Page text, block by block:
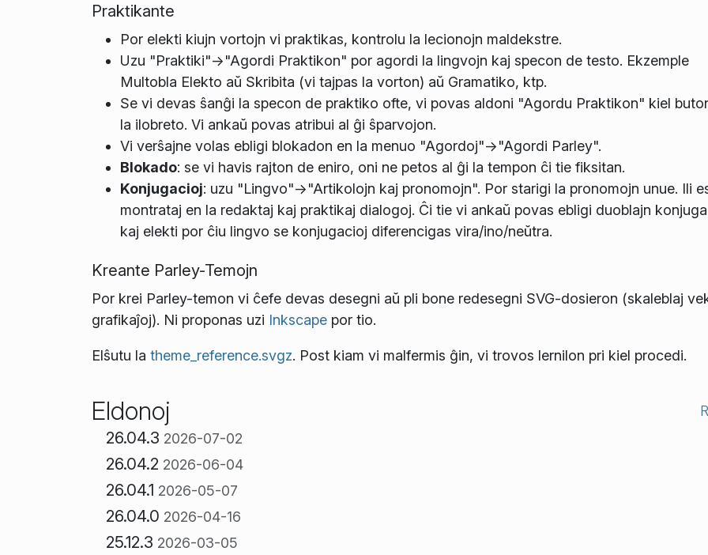
Praktikante
Por elekti kiujn vortojn vi praktikas, kontrolu la lecionojn maldekstre.
Uzu "Praktiki"->"Agordi Praktikon" por agordi la lingvojn kaj specon de testo. Ekzemple
Multobla Elekto aŭ Skribita (vi tajpas la vorton) aŭ Gramatiko, ktp.
Se vi devas ŝanĝi la specon de praktiko ofte, vi povas aldoni "Agordu Praktikon" kiel
la ilobreto. Vi ankaŭ povas atribui al ĝi ŝparvojon.
Vi verŝajne volas ebligi blokadon en la menuo "Agordoj"->"Agordi Parley".
Blokado: se vi havis rajton de eniro, oni ne petos al ĝi la tempon ĉi tie fiksitan.
Konjugacioj: uzu "Lingvo"->"Artikolojn kaj pronomojn". Por starigi la pronomojn unue. Ili
montrataj en la redaktaj kaj praktikaj dialogoj. Ĉi tie vi ankaŭ povas ebligi duoblajn
kaj elekti por ĉiu lingvo se konjugacioj diferencigas vira/ino/neŭtra.
Kreante Parley-Temojn
Por krei Parley-temon vi ĉefe devas desegni aŭ pli bone redesegni SVG-dosieron (skaleblaj
grafikaĵoj). Ni proponas uzi Inkscapepor tio.
Elŝutu la theme_reference.svgz. Post kiam vi malfermis ĝin, vi trovos lernilon pri kiel procedi.
Eldonoj
26.04.3 2026-07-02
26.04.2 2026-06-04
26.04.1 2026-05-07
26.04.0 2026-04-16
25.12.3 2026-03-05